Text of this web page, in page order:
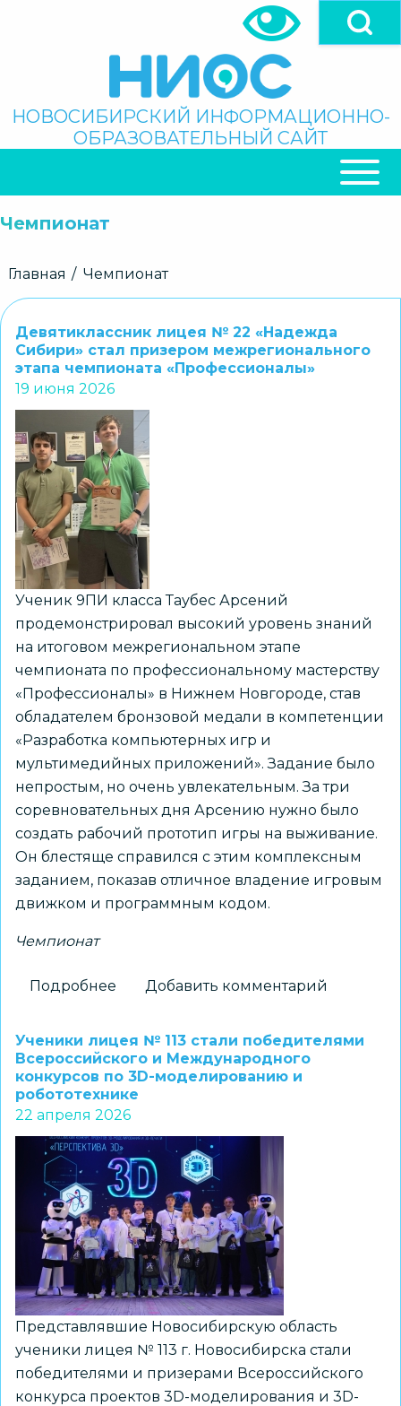
Поиск
НОВОСИБИРСКИЙ ИНФОРМАЦИОННО-
ОБРАЗОВАТЕЛЬНЫЙ САЙТ
НАВИГАЦИЯ
Чемпионат
Строка
Главная Чемпионат
Девятиклассник лицея № 22 «Надежда
Сибири» стал призером межрегионального
этапа чемпионата «Профессионалы»
19 июня 2026
Ученик 9ПИ класса Таубес Арсений
продемонстрировал высокий уровень знаний
на итоговом межрегиональном этапе
чемпионата по профессиональному мастерству
«Профессионалы» в Нижнем Новгороде, став
обладателем бронзовой медали в компетенции
«Разработка компьютерных игр и
мультимедийных приложений». Задание было
непростым, но очень увлекательным. За три
соревновательных дня Арсению нужно было
создать рабочий прототип игры на выживание.
Он блестяще справился с этим комплексным
заданием, показав отличное владение игровым
движком и программным кодом.
Чемпионат
Подробнее
лицея
№
22
«Надежда
Сибири»
стал
призером
межрегионального
этапа
чемпионата
«Профессионалы»
Добавить комментарий
Ученики лицея № 113 стали победителями
Всероссийского и Международного
конкурсов по 3D-моделированию и
робототехнике
22 апреля 2026
Представлявшие Новосибирскую область
ученики лицея № 113 г. Новосибирска стали
победителями и призерами Всероссийского
конкурса проектов 3D-моделирования и 3D-